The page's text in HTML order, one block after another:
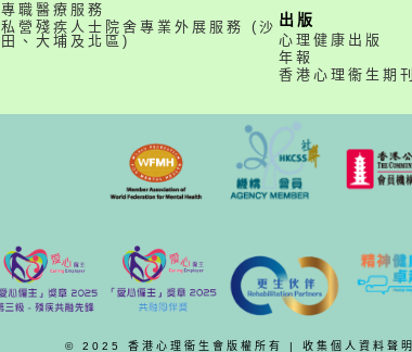
專職醫療服務
私營殘疾人士院舍專業外展服務 (沙
田、大埔及北區)
出版
心理健康出版
年報
香港心理衞生期刊
© 2025 香港心理衞生會版權所有 | 收集個人資料聲明